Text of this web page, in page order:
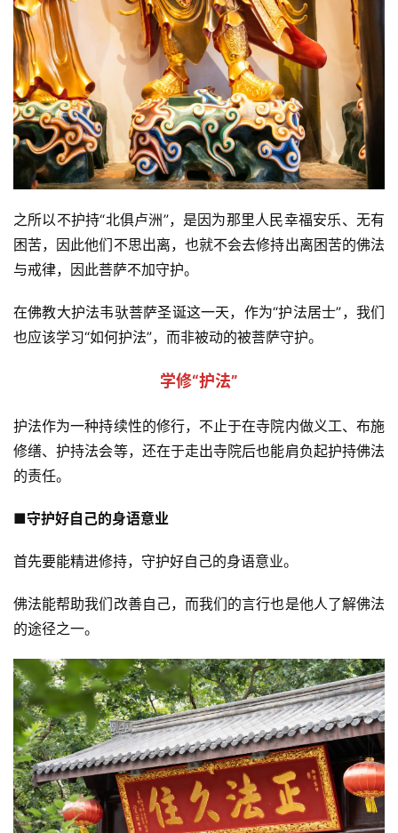
八
点
僧
音
高
僧
访
心
乐
提
公
益
慈
教
物
寺
院
巡
礼
视
频
登录 注册
之所以不护持“北俱卢洲”，是因为那里人民幸福安乐、无有
困苦，因此他们不思出离，也就不会去修持出离困苦的佛法
与戒律，因此菩萨不加守护。
在佛教大护法韦驮菩萨圣诞这一天，作为“护法居士”，我们
也应该学习“如何护法”，而非被动的被菩萨守护。
学修“护法”
护法作为一种持续性的修行，不止于在寺院内做义工、布施
修缮、护持法会等，还在于走出寺院后也能肩负起护持佛法
的责任。
■守护好自己的身语意业
首先要能精进修持，守护好自己的身语意业。
佛法能帮助我们改善自己，而我们的言行也是他人了解佛法
的途径之一。